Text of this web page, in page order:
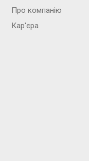
Про компанію
Кар'єра